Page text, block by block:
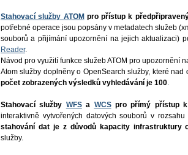
Stahovací služby ATOM pro přístup k
potřebné operace jsou popsány v metadatech služeb
souborů a přijímání upozornění na jejich aktualizaci)
Reader.
Návod pro využití funkce služeb ATOM pro upozornění
Atom služby doplněny o OpenSearch služby, které
počet zobrazených výsledků vyhledávání je 100.
Stahovací služby WFSa WCSpro přímý přístup k
interaktivně vytvořených datových souborů v
stahování dat je z důvodů kapacity infrastruktury
služby.